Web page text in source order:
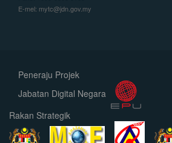
E-mel: mytc@jdn.gov.my
Peneraju Projek
Jabatan Digital Negara
Rakan Strategik